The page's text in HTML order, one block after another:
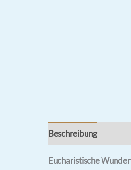
Beschreibung
Eucharistische Wunder